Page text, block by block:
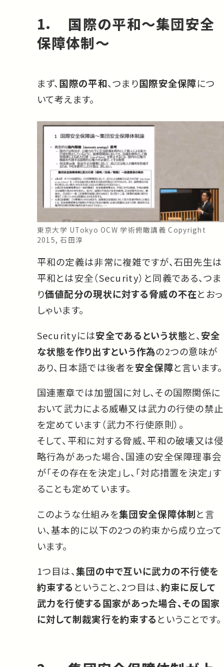
1． 国際の平和～集団安全
保障体制～
まず、 国際の平和、つまり国際安全保障につ
いて考えます。
東京大学 UTokyo OCW 学術俯瞰講義 Copyright
2015, 石田淳
平和の定義は非常に複雑ですが、石田先生は
平和とは安全（Security）と同義である、つま
り価値配分の現状に対する脅威の不在とおっ
しゃいます。
Securityには安全であるという状態と、 安全
な状態を作り出すという作為の2つの意味が
あり、日本語では後者を安全保障と言います。
国連憲章では加盟国に対し、その国際関係に
おいて武力による威嚇又は武力の行使の禁止
を定めています（武力不行使原則）。
そして、平和に対する脅威、平和の破壊又は侵
略行為があった場合、国連の安全保障理事会
が「その存在を決定」し、「対応措置を決定」す
ることも定めています。
このような仕組みを集団安全保障体制と言
い、基本的に以下の2つの約束から成り立って
います。
1つ目は、集団の中で互いに武力の不行使を
約束する ということ、2つ目は、約束に反して
武力を行使する国家があった場合、その国家
に対して制裁実行を約束するということです。